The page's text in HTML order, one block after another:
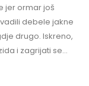
jer ormar još
debele jakne
drugo. Iskreno,
i zagrijati se...